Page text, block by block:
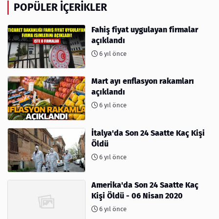
POPÜLER İÇERIKLER
Fahiş fiyat uygulayan firmalar
açıklandı
6 yıl önce
Mart ayı enflasyon rakamları
açıklandı
6 yıl önce
İtalya'da Son 24 Saatte Kaç Kişi
Öldü
6 yıl önce
Amerika'da Son 24 Saatte Kaç
Kişi Öldü - 06 Nisan 2020
6 yıl önce